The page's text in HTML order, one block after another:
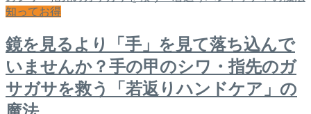
知ってお得
鏡を見るより「手」を見て落ち込んで
いませんか？手の甲のシワ・指先のガ
サガサを救う「若返りハンドケア」の